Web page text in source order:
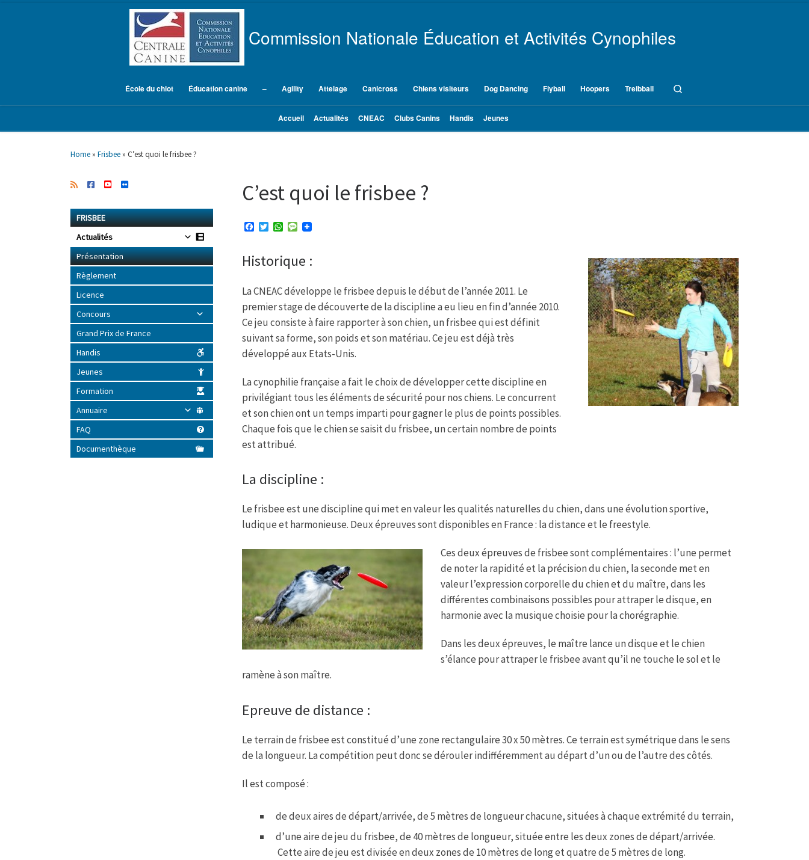
Accueil Actualités CNEAC Clubs Canins Handis Jeunes
Commission Nationale Éducation et Activités Cynophiles
École du chiot Éducation canine – Agility Attelage Canicross Chiens visiteurs Dog Dancing Flyball Hoopers Treibball
Home » Frisbee » C’est quoi le frisbee ?
C’est quoi le frisbee ?
b
k
T
t
W
s
p
p
M
a
Historique :
La CNEAC développe le frisbee depuis le début de l’année 2011. Le
premier stage de découverte de la discipline a eu lieu en fin d’année 2010.
Ce jeu consiste à faire rapporter à son chien, un frisbee qui est définit
suivant sa forme, son poids et son matériau. Ce jeu est déjà très
développé aux Etats-Unis.
La cynophilie française a fait le choix de développer cette discipline en
privilégiant tous les éléments de sécurité pour nos chiens. Le concurrent
et son chien ont un temps imparti pour gagner le plus de points possibles.
Chaque fois que le chien se saisit du frisbee, un certain nombre de points
est attribué.
La discipline :
Le frisbee est une discipline qui met en valeur les qualités naturelles du chien, dans une évolution sportive,
ludique et harmonieuse. Deux épreuves sont disponibles en France : la distance et le freestyle.
Ces deux épreuves de frisbee sont complémentaires : l’une permet
de noter la rapidité et la précision du chien, la seconde met en
valeur l’expression corporelle du chien et du maître, dans les
différentes combinaisons possibles pour attraper le disque, en
harmonie avec la musique choisie pour la chorégraphie.
Dans les deux épreuves, le maître lance un disque et le chien
s’élance pour attraper le frisbee avant qu’il ne touche le sol et le
ramène à son maître.
Epreuve de distance :
Le terrain de frisbee est constitué d’une zone rectangulaire 30 x 50 mètres. Ce terrain est symétrique dans le sens
de la longueur. La compétition peut donc se dérouler indifféremment au départ d’un ou de l’autre des côtés.
Il est composé :
de deux aires de départ/arrivée, de 5 mètres de longueur chacune, situées à chaque extrémité du terrain,
d’une aire de jeu du frisbee, de 40 mètres de longueur, située entre les deux zones de départ/arrivée.
Cette aire de jeu est divisée en deux zones de 10 mètres de long et quatre de 5 mètres de long.
FRISBEE
Actualités
Présentation
Règlement
Licence
Concours
Grand Prix de France
Handis
Jeunes
Formation
Annuaire
FAQ
Documenthèque